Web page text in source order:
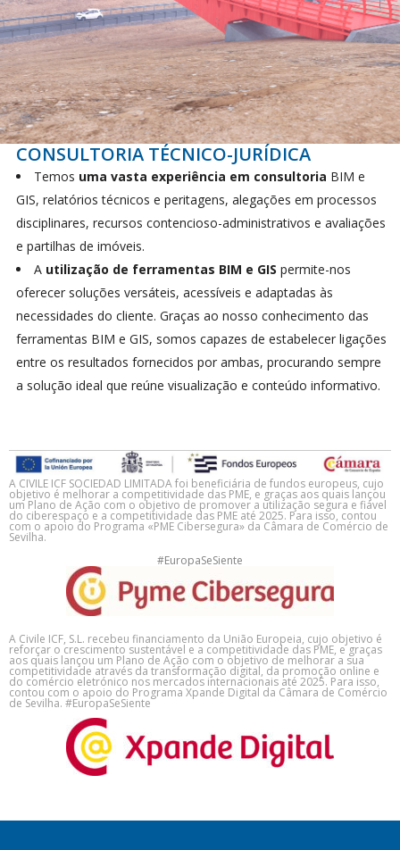
CONSULTORIA TÉCNICO-JURÍDICA
Temos uma vasta experiência em consultoria BIM e
GIS, relatórios técnicos e peritagens, alegações em processos
disciplinares, recursos contencioso-administrativos e avaliações
e partilhas de imóveis.
A utilização de ferramentas BIM e GIS permite-nos
oferecer soluções versáteis, acessíveis e adaptadas às
necessidades do cliente. Graças ao nosso conhecimento das
ferramentas BIM e GIS, somos capazes de estabelecer ligações
entre os resultados fornecidos por ambas, procurando sempre
a solução ideal que reúne visualização e conteúdo informativo.
A CIVILE ICF SOCIEDAD LIMITADA foi beneficiária de fundos europeus, cujo
objetivo é melhorar a competitividade das PME, e graças aos quais lançou
um Plano de Ação com o objetivo de promover a utilização segura e fiável
do ciberespaço e a competitividade das PME até 2025. Para isso, contou
com o apoio do Programa «PME Cibersegura» da Câmara de Comércio de
Sevilha.
#EuropaSeSiente
A Civile ICF, S.L. recebeu financiamento da União Europeia, cujo objetivo é
reforçar o crescimento sustentável e a competitividade das PME, e graças
aos quais lançou um Plano de Ação com o objetivo de melhorar a sua
competitividade através da transformação digital, da promoção online e
do comércio eletrónico nos mercados internacionais até 2025. Para isso,
contou com o apoio do Programa Xpande Digital da Câmara de Comércio
de Sevilha. #EuropaSeSiente